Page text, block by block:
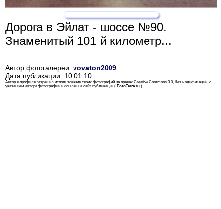
Дорога в Эйлат - шоссе №90.
Знаменитый 101-й километр...
Автор фотогалереи: vovaton2009
Дата публикации: 10.01.10
Автор в профиле разрешил использование своих фотографий на правах Creative Commons 3.0, без модификации, с
указанием автора фотографии и ссылки на сайт публикации ( FotoTerra.ru )